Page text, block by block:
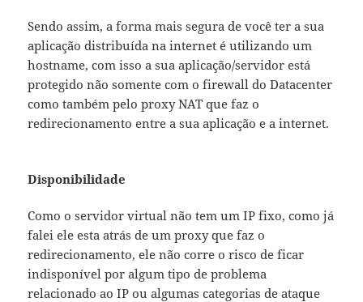
Sendo assim, a forma mais segura de você ter a sua
aplicação distribuída na internet é utilizando um
hostname, com isso a sua aplicação/servidor está
protegido não somente com o firewall do Datacenter
como também pelo proxy NAT que faz o
redirecionamento entre a sua aplicação e a internet.
Disponibilidade
Como o servidor virtual não tem um IP fixo, como já
falei ele esta atrás de um proxy que faz o
redirecionamento, ele não corre o risco de ficar
indisponível por algum tipo de problema
relacionado ao IP ou algumas categorias de ataque